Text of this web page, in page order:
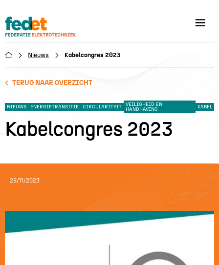
 Nieuws Kabelcongres 2023
TERUG NAAR OVERZICHT
NIEUWS ENERGIETRANSITIE CIRCULARITEIT VEILIGHEID EN
HANDHAVING KABEL
Kabelcongres 2023
29/11/2023